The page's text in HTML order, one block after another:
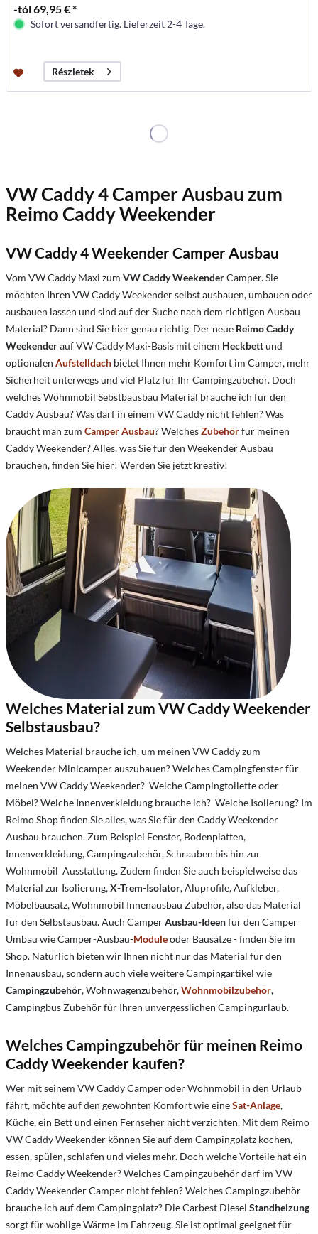
-tól 69,95 € *
Sofort versandfertig. Lieferzeit 2-4 Tage.
Részletek
VW Caddy 4 Camper Ausbau zum
Reimo Caddy Weekender
VW Caddy 4 Weekender Camper Ausbau
Vom VW Caddy Maxi zum VW Caddy WeekenderCamper. Sie
möchten Ihren VW Caddy Weekender selbst ausbauen, umbauen oder
ausbauen lassen und sind auf der Suche nach dem richtigen Ausbau
Material? Dann sind Sie hier genau richtig. Der neue Reimo Caddy
Weekenderauf VW Caddy Maxi-Basis mit einem Heckbettund
optionalen Aufstelldach bietet Ihnen mehr Komfort im Camper, mehr
Sicherheit unterwegs und viel Platz für Ihr Campingzubehör. Doch
welches Wohnmobil Sebstbausbau Material brauche ich für den
Caddy Ausbau? Was darf in einem VW Caddy nicht fehlen? Was
braucht man zum Camper Ausbau? WelchesZubehörfür meinen
Caddy Weekender? Alles, was Sie für den Weekender Ausbau
brauchen, finden Sie hier! Werden Sie jetzt kreativ!
Welches Material zum VW Caddy Weekender
Selbstausbau?
Welches Material brauche ich, um meinen VW Caddy zum
Weekender Minicamper auszubauen? Welches Campingfenster für
meinen VW Caddy Weekender? Welche Campingtoilette oder
Möbel? Welche Innenverkleidung brauche ich? Welche Isolierung? Im
Reimo Shop finden Sie alles, was Sie für den Caddy Weekender
Ausbau brauchen. Zum Beispiel Fenster, Bodenplatten,
Innenverkleidung, Campingzubehör, Schrauben bis hin zur
Wohnmobil Ausstattung. Zudem finden Sie auch beispielweise das
Material zur Isolierung,X-Trem-Isolator, Aluprofile, Aufkleber,
Möbelbausatz, Wohnmobil Innenausbau Zubehör, also das Material
für den Selbstausbau. Auch CamperAusbau-Ideenfür den Camper
Umbau wie Camper-Ausbau-Moduleoder Bausätze - finden Sie im
Shop. Natürlich bieten wir Ihnen nicht nur das Material für den
Innenausbau, sondern auch viele weitere Campingartikel wie
Campingzubehör, Wohnwagenzubehör,Wohnmobilzubehör,
Campingbus Zubehör für Ihren unvergesslichen Campingurlaub.
Welches Campingzubehör für meinen Reimo
Caddy Weekender kaufen?
Wer mit seinem VW Caddy Camper oder Wohnmobil in den Urlaub
fährt, möchte auf den gewohnten Komfort wie eineSat-Anlage,
Küche, ein Bett und einen Fernseher nicht verzichten. Mit dem Reimo
VW Caddy Weekender können Sie auf dem Campingplatz kochen,
essen, spülen, schlafen und vieles mehr. Doch welche Vorteile hat ein
Reimo Caddy Weekender? Welches Campingzubehör darf im VW
Caddy Weekender Camper nicht fehlen? Welches Campingzubehör
brauche ich auf dem Campingplatz? Die Carbest Diesel Standheizung
sorgt für wohlige Wärme im Fahrzeug. Sie ist optimal geeignet für